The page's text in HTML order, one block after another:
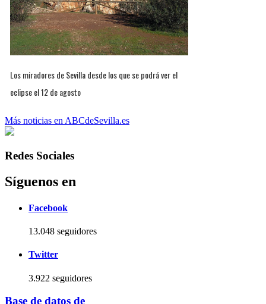
Los miradores de Sevilla desde los que se podrá ver el
eclipse el 12 de agosto
Más noticias en ABCdeSevilla.es
Redes Sociales
Síguenos en
Facebook
13.048 seguidores
Twitter
3.922 seguidores
Base de datos de